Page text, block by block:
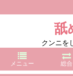
舐
クンニを
メニュー 総合